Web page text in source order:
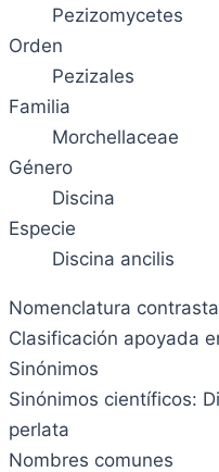
Pezizomycetes
Orden
Pezizales
Familia
Morchellaceae
Género
Discina
Especie
Discina ancilis
Nomenclatura
Clasificación apoyada
Sinónimos
Sinónimos científicos:
perlata
Nombres comunes